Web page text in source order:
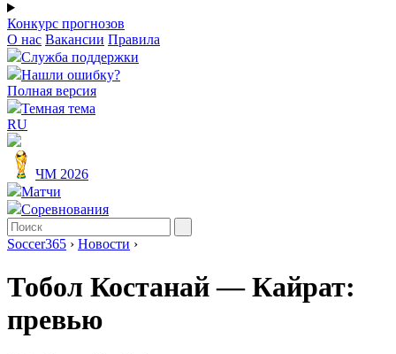
Конкурс прогнозов
О нас Вакансии Правила
Служба поддержки
Нашли ошибку?
Полная версия
Темная тема
RU
ЧМ 2026
Матчи
Соревнования
Soccer365 › Новости ›
Тобол Костанай ― Кайрат:
превью